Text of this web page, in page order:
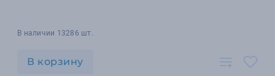
В наличии 13286 шт.
В корзину